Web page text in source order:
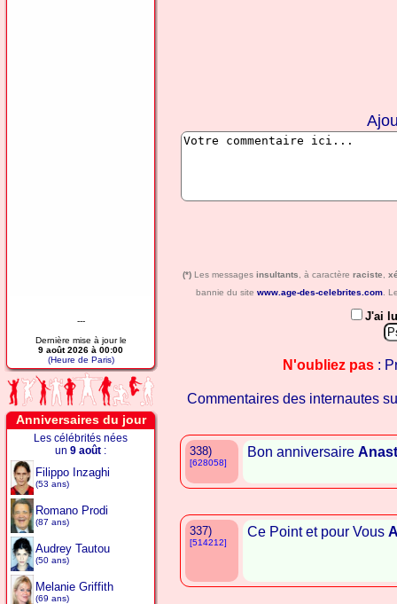
---
Dernière mise à jour le
9 août 2026 à 00:00
(Heure de Paris)
Anniversaires du jour
Les célébrités nées
un 9 août :
Filippo Inzaghi
(53 ans)
Romano Prodi
(87 ans)
Audrey Tautou
(50 ans)
Melanie Griffith
(69 ans)
(*) Les messages insultants , à caractère raciste
bannie du site www.age-des-celebrites.com.
J'ai
N'oubliez pas :
Commentaires des internautes
338)
[628058]
Bon anniversaire
337)
[514212]
Ce Point et pour Vous